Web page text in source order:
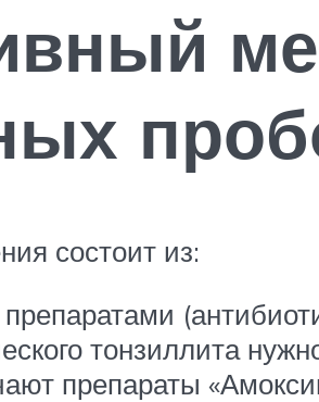
состоит из:
тонзиллита
препараты